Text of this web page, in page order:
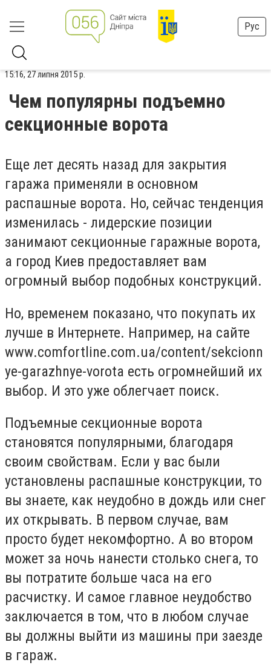
Рус
15:16, 27 липня 2015 р.
Чем популярны подъемно
секционные ворота
Еще лет десять назад для закрытия
гаража применяли в основном
распашные ворота. Но, сейчас тенденция
изменилась - лидерские позиции
занимают секционные гаражные ворота,
а город Киев предоставляет вам
огромный выбор подобных конструкций.
Но, временем показано, что покупать их
лучше в Интернете. Например, на сайте
www.comfortline.com.ua/content/sekcionn
ye-garazhnye-vorota есть огромнейший их
выбор. И это уже облегчает поиск.
Подъемные секционные ворота
становятся популярными, благодаря
своим свойствам. Если у вас были
установлены распашные конструкции, то
вы знаете, как неудобно в дождь или снег
их открывать. В первом случае, вам
просто будет некомфортно. А во втором
может за ночь нанести столько снега, то
вы потратите больше часа на его
расчистку. И самое главное неудобство
заключается в том, что в любом случае
вы должны выйти из машины при заезде
в гараж.